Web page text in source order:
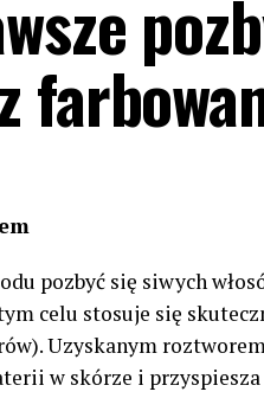
pozbyć się siwych
celu stosuje się
Uzyskanym
w skórze i